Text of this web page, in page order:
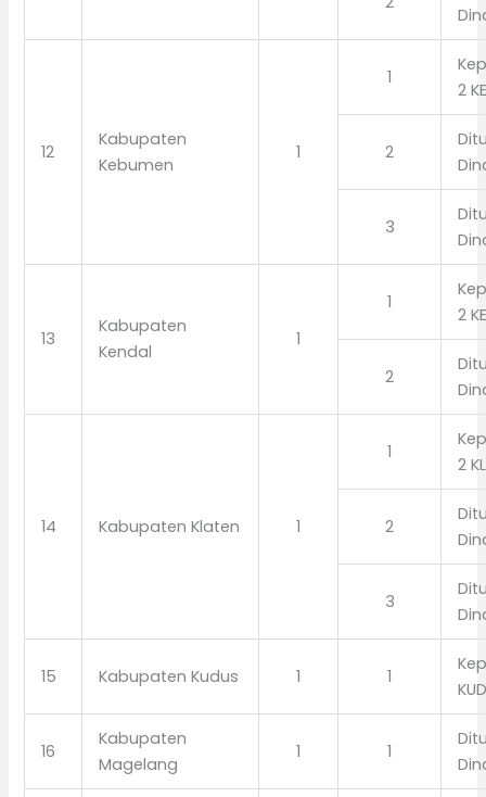
12
Kabupaten
Kebumen
1
1
2
2
3
13
Kabupaten
Kendal
1
1
2
2
14 Kabupaten Klaten 1
1
2
2
3
15 Kabupaten Kudus 1 1
16
Kabupaten
Magelang
1 1